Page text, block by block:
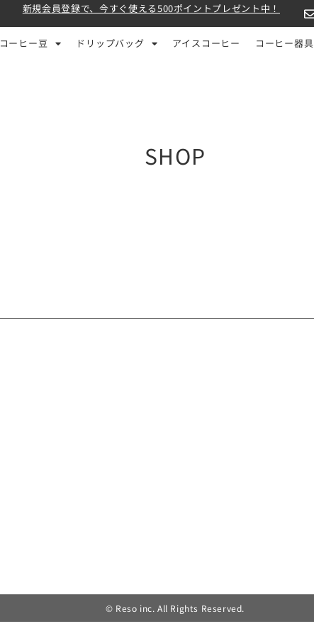
新規会員登録で、今すぐ使える500ポイントプレゼント中！
コーヒー豆 ドリップバッグ アイスコーヒー コーヒー器具
SHOP
© Reso inc. All Rights Reserved.